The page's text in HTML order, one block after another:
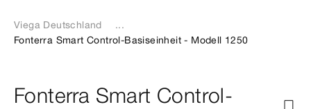
Viega Deutschland
...
Fonterra Smart Control-Basiseinheit - Modell 1250
Fonterra Smart Control-